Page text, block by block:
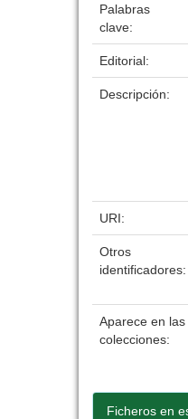
Palabras
clave:
Editorial:
Descripción:
URI:
Otros
identificadores:
Aparece en las
colecciones:
Ficheros en